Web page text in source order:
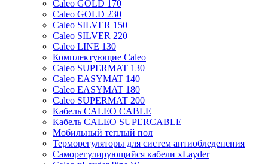
Caleo GOLD 170
Caleo GOLD 230
Caleo SILVER 150
Caleo SILVER 220
Caleo LINE 130
Комплектующие Caleo
Caleo SUPERMAT 130
Caleo EASYMAT 140
Caleo EASYMAT 180
Caleo SUPERMAT 200
Кабель CALEO CABLE
Кабель CALEO SUPERCABLE
Мобильный теплый пол
Терморегуляторы для систем антиобледенения
Саморегулирующийся кабели xLayder